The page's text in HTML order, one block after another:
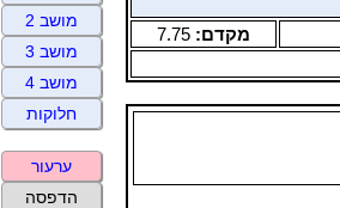
מקדם: 7.75
מושב 2
מושב 3
מושב 4
חלוקות
ערעור
הדפסה